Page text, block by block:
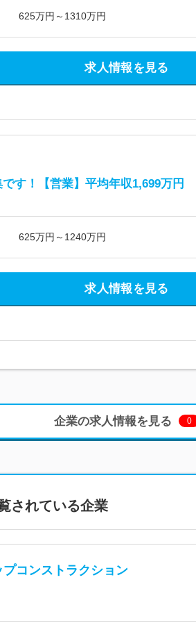
625万円～1310万円
求人情報を見る
す！【営業】平均年収1,699万円
625万円～1240万円
求人情報を見る
企業の求人情報を見る 0
されている企業
コンストラクション